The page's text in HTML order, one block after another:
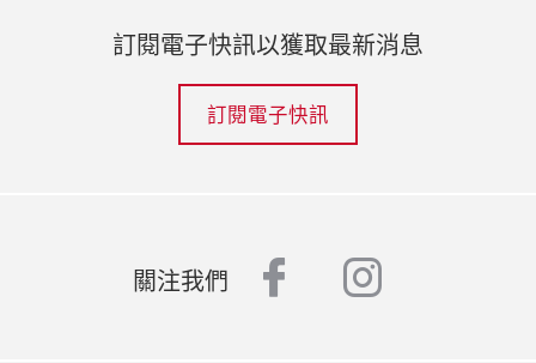
訂閱電子快訊以獲取最新消息
訂閱電子快訊
關注我們 facebook